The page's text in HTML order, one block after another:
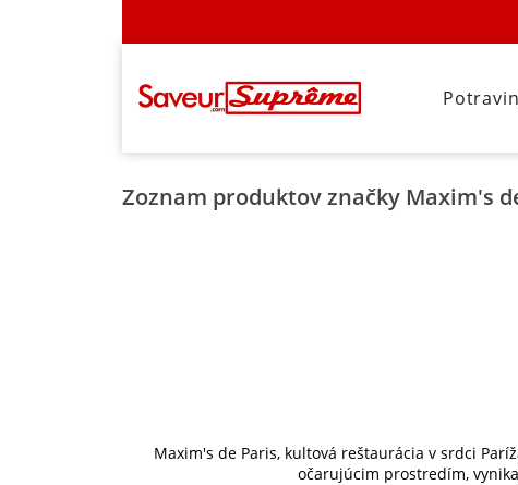
Zoznam produktov značky Maxim's
Maxim's de Paris, kultová reštaurácia v srdci
očarujúcim prostredím,